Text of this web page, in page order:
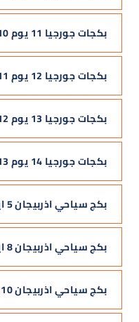
بكجات جورجيا 11 يوم 10 ليالي
بكجات جورجيا 12 يوم 11 ليلة
بكجات جورجيا 13 يوم 12 ليلة
بكجات جورجيا 14 يوم 13 ليلة
بكج سياحي اذربيجان 5 ايام 4 ليالي
بكج سياحي اذربيجان 8 ايام 7 ليالي
بكج سياحي اذربيجان 10 ايام 9 ليالي